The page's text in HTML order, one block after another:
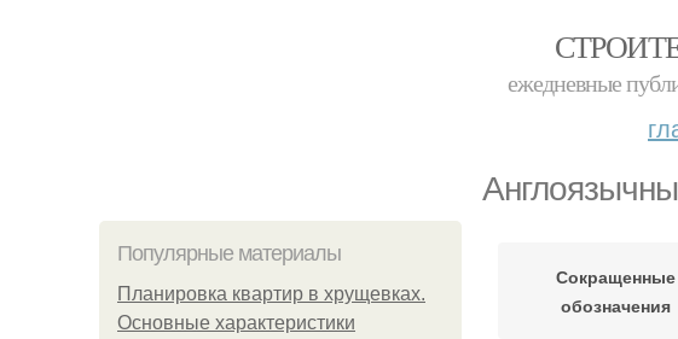
ежедневные
Популярные материалы
Планировка квартир в хрущевках.
Основные характеристики
Сокращенные
обозначения